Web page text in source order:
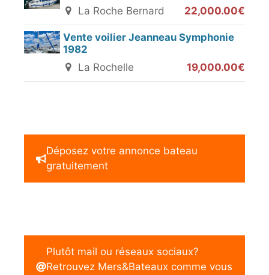
La Roche Bernard
22,000.00€
Vente voilier Jeanneau Symphonie
1982
La Rochelle
19,000.00€
Déposez votre annonce bateau
gratuitement
Plutôt mail ou réseaux sociaux?
Retrouvez Mers&Bateaux comme vous